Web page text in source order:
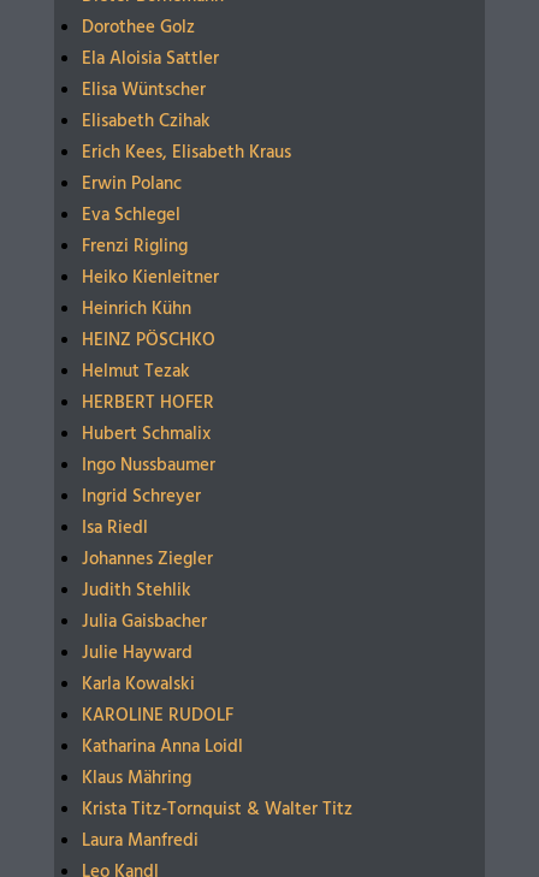
Dorothee Golz
Ela Aloisia Sattler
Elisa Wüntscher
Elisabeth Czihak
Erich Kees, Elisabeth Kraus
Erwin Polanc
Eva Schlegel
Frenzi Rigling
Heiko Kienleitner
Heinrich Kühn
HEINZ PÖSCHKO
Helmut Tezak
HERBERT HOFER
Hubert Schmalix
Ingo Nussbaumer
Ingrid Schreyer
Isa Riedl
Johannes Ziegler
Judith Stehlik
Julia Gaisbacher
Julie Hayward
Karla Kowalski
KAROLINE RUDOLF
Katharina Anna Loidl
Klaus Mähring
Krista Titz-Tornquist & Walter Titz
Laura Manfredi